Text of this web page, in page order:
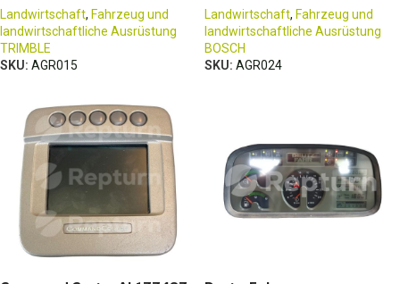
Landwirtschaft, Fahrzeug und
landwirtschaftliche Ausrüstung
TRIMBLE
SKU: AGR015
Landwirtschaft, Fahrzeug und
landwirtschaftliche Ausrüstung
BOSCH
SKU: AGR024